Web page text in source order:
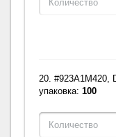
20. #923A1M420,
упаковка:100